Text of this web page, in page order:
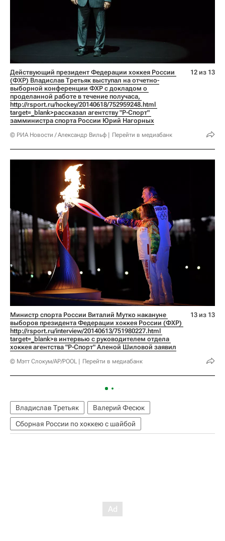
Действующий президент Федерации хоккея России
(ФХР) Владислав Третьяк выступал на отчетно-
выборной конференции ФХР с докладом о
http://rsport.ru/hockey/20140618/752959248.html
target=_blank>рассказал агентству "Р-Спорт"
замминистра спорта России Юрий Нагорных
© РИА Новости / Александр Вильф Перейти в медиабанк
12 из 13
Министр спорта России Виталий Мутко накануне
http://rsport.ru/interview/20140613/751980227.html
target=_blank>в интервью с руководителем отдела
хоккея агентства "Р-Спорт" Аленой Шиловой заявил
© Мэтт Слокум/AP/POOL Перейти в медиабанк
13 из 13
Владислав Третьяк
Валерий Фесюк
Сборная России по хоккею с шайбой